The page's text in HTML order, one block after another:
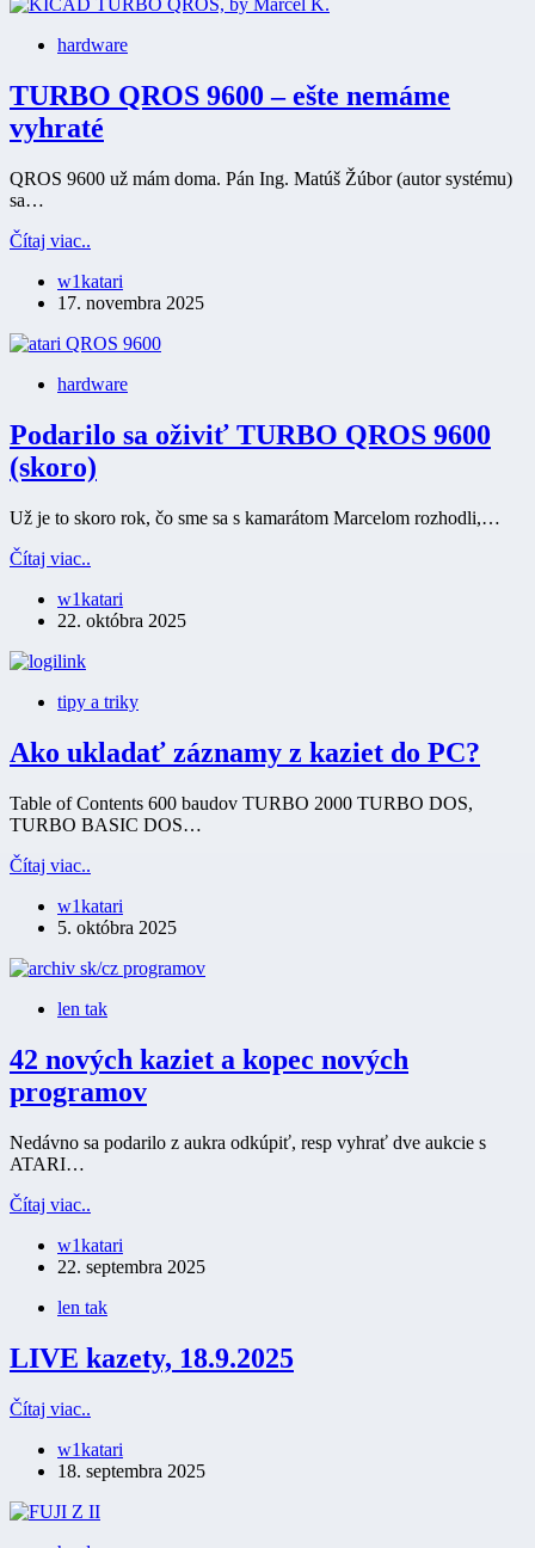
hardware
TURBO QROS 9600 – ešte nemáme
vyhraté
QROS 9600 už mám doma. Pán Ing. Matúš Žúbor (autor systému)
sa…
Čítaj viac..
9600
–
nemáme
w1katari
17. novembra 2025
hardware
Podarilo sa oživiť TURBO QROS 9600
(skoro)
Už je to skoro rok, čo sme sa s kamarátom Marcelom rozhodli,…
Čítaj viac..
oživiť
TURBO
w1katari
22. októbra 2025
tipy a triky
Ako ukladať záznamy z kaziet do PC?
Table of Contents 600 baudov TURBO 2000 TURBO DOS,
TURBO BASIC DOS…
Čítaj viac..
záznamy
z
do
w1katari
5. októbra 2025
len tak
42 nových kaziet a kopec nových
programov
Nedávno sa podarilo z aukra odkúpiť, resp vyhrať dve aukcie s
ATARI…
Čítaj viac..
kaziet
a
nových
w1katari
22. septembra 2025
len tak
LIVE kazety, 18.9.2025
Čítaj viac..
18.9.2025
w1katari
18. septembra 2025